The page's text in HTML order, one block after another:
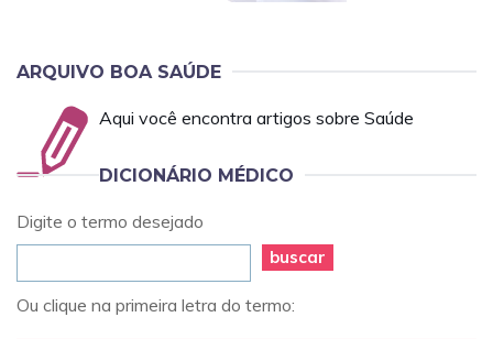
ARQUIVO BOA SAÚDE
Aqui você encontra artigos sobre Saúde
DICIONÁRIO MÉDICO
Digite o termo desejado
buscar
Ou clique na primeira letra do termo: